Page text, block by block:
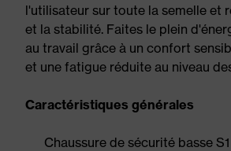
l'utilisateur sur toute la semelle et
et la stabilité. Faites le plein
au travail grâce à un confort
et une fatigue réduite au niveau
Caractéristiques générales
Chaussure de sécurité basse